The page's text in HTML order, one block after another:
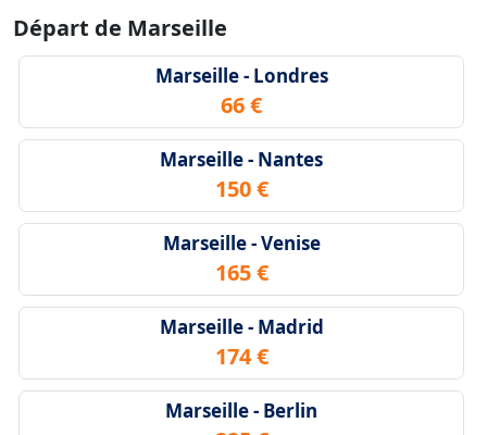
Départ de Marseille
Marseille - Londres
66 €
Marseille - Nantes
150 €
Marseille - Venise
165 €
Marseille - Madrid
174 €
Marseille - Berlin